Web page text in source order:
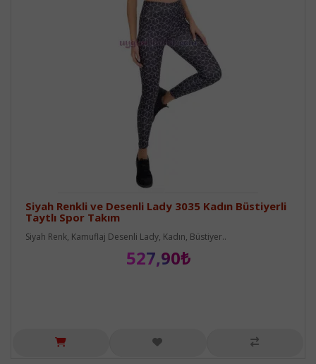
Siyah Renkli ve Desenli Lady 3035 Kadın Büstiyerli
Taytlı Spor Takım
Siyah Renk, Kamuflaj Desenli Lady, Kadın, Büstiyer..
527,90₺